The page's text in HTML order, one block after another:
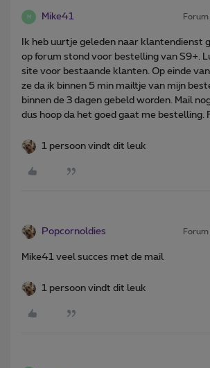
M Mike41
Ik heb uurtje geleden naar klantendienst
op forum stond voor bestelling van S9+.
site voor bestaande klanten. Op einde
ze da ik binnen 5 min mailtje van mijn
binnen de 3 dagen gebeld worden. Mail
dus hoop da het goed gaat me bestelling.
1 persoon vindt dit leuk
Popcornoldies
Mike41 veel succes met de mail
1 persoon vindt dit leuk